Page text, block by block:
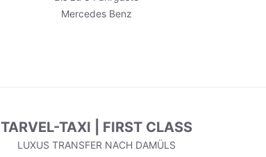
Mercedes Benz
TARVEL-TAXI | FIRST CLASS
LUXUS TRANSFER NACH DAMÜLS